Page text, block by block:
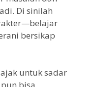
Di sinilah
bersikap
untuk sadar